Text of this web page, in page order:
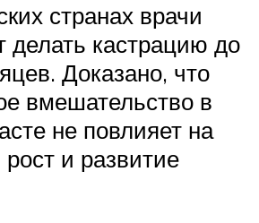
странах врачи
делать кастрацию до
Доказано, что
вмешательство в
не повлияет на
и развитие